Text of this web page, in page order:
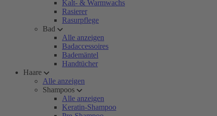
Kalt- & Warmwachs
Rasierer
Rasurpflege
Bad
Alle anzeigen
Badaccessoires
Bademäntel
Handtücher
Haare
Alle anzeigen
Shampoos
Alle anzeigen
Keratin-Shampoo